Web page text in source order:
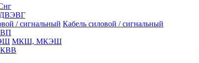
Кабель силовой / сигнальный
МКШ, МКЭШ